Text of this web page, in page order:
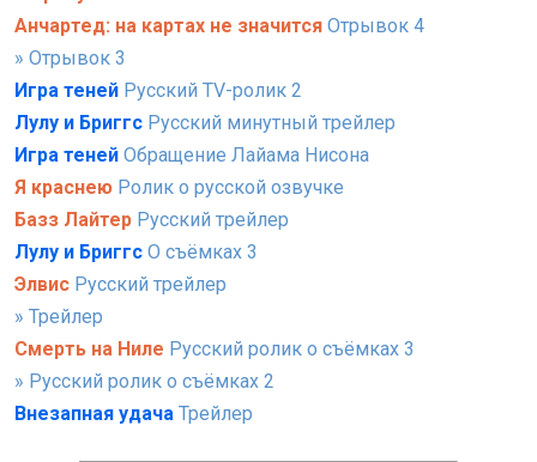
Анчартед: на картах не значится Отрывок 4
» Отрывок 3
Игра теней Русский TV-ролик 2
Лулу и Бриггс Русский минутный трейлер
Игра теней Обращение Лайама Нисона
Я краснею Ролик о русской озвучке
Базз Лайтер Русский трейлер
Лулу и Бриггс О съёмках 3
Элвис Русский трейлер
» Трейлер
Смерть на Ниле Русский ролик о съёмках 3
» Русский ролик о съёмках 2
Внезапная удача Трейлер